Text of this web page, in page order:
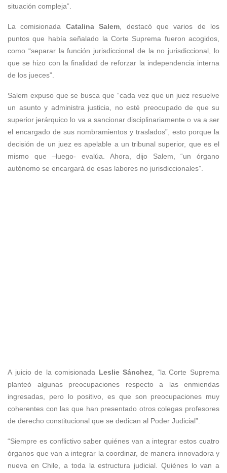
situación compleja”.
La comisionada Catalina Salem, destacó que varios de los
puntos que había señalado la Corte Suprema fueron acogidos,
como “separar la función jurisdiccional de la no jurisdiccional, lo
que se hizo con la finalidad de reforzar la independencia interna
de los jueces”.
Salem expuso que se busca que “cada vez que un juez resuelve
un asunto y administra justicia, no esté preocupado de que su
superior jerárquico lo va a sancionar disciplinariamente o va a ser
el encargado de sus nombramientos y traslados”, esto porque la
decisión de un juez es apelable a un tribunal superior, que es el
mismo que –luego- evalúa. Ahora, dijo Salem, “un órgano
autónomo se encargará de esas labores no jurisdiccionales”.
A juicio de la comisionada Leslie Sánchez, “la Corte Suprema
planteó algunas preocupaciones respecto a las enmiendas
ingresadas, pero lo positivo, es que son preocupaciones muy
coherentes con las que han presentado otros colegas profesores
de derecho constitucional que se dedican al Poder Judicial”.
“Siempre es conflictivo saber quiénes van a integrar estos cuatro
órganos que van a integrar la coordinar, de manera innovadora y
nueva en Chile, a toda la estructura judicial. Quiénes lo van a